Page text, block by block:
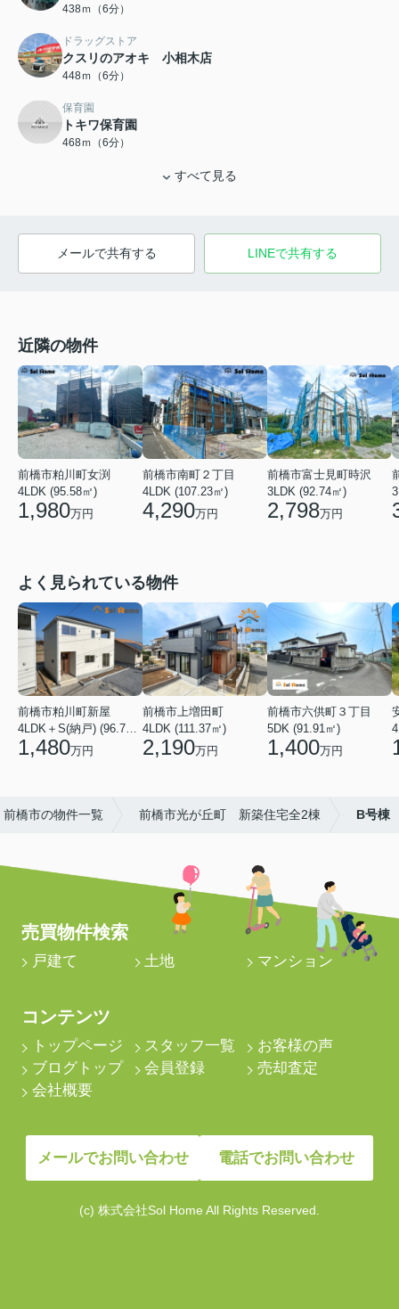
438ｍ（6分）
ドラッグストア
クスリのアオキ 小相木店
448ｍ（6分）
保育園
トキワ保育園
468ｍ（6分）
すべて見る
メールで共有する LINEで共有する
近隣の物件
前橋市粕川町女渕
4LDK (95.58㎡)
1,980万円
前橋市南町２丁目
4LDK (107.23㎡)
4,290万円
前橋市富士見町時沢
3LDK (92.74㎡)
2,798万円
よく見られている物件
前橋市粕川町新屋
4LDK＋S(納戸) (96.78㎡)
1,480万円
前橋市上増田町
4LDK (111.37㎡)
2,190万円
前橋市六供町３丁目
5DK (91.91㎡)
1,400万円
前橋市の物件一覧 前橋市光が丘町 新築住宅全2棟 B号棟
売買物件検索
戸建て 土地 マンション
コンテンツ
トップページ スタッフ一覧
お客様の声
ブログトップ
会員登録
売却査定
会社概要
メールでお問い合わせ 電話でお問い合わせ
(c) 株式会社Sol Home All Rights Reserved.